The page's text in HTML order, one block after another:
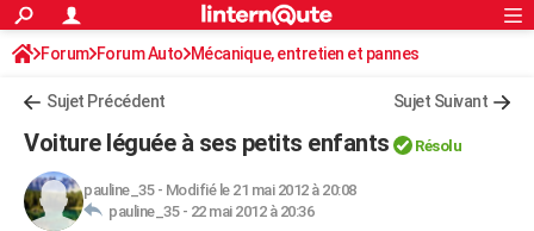
ACTUALITÉS
Politique
Société
Faits Divers
Education
Monde
Villes
+
FINANCE
Retraite
Impôts
Epargne
Immobilier
Risques naturels par ville
Banque
Assurance
Crédit
AUTO
Rechercher
S'inscrire
Connexion
Forum Forum Auto Mécanique, entretien et pannes
Sujet Précédent Sujet Suivant
Voiture léguée à ses petits enfants Résolu
pauline_35- Modifié le 21 mai 2012 à 20:08
pauline_35 - 22 mai 2012 à 20:36